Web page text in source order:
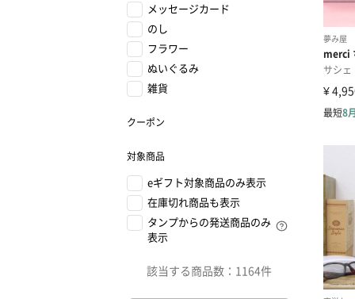
メッセージカード
のし
フラワー
ぬいぐるみ
雑貨
クーポン
対象商品
eギフト対象商品のみ表示
在庫切れ商品も表示
タンプからの発送商品のみ
表示
該当する商品数： 1164件